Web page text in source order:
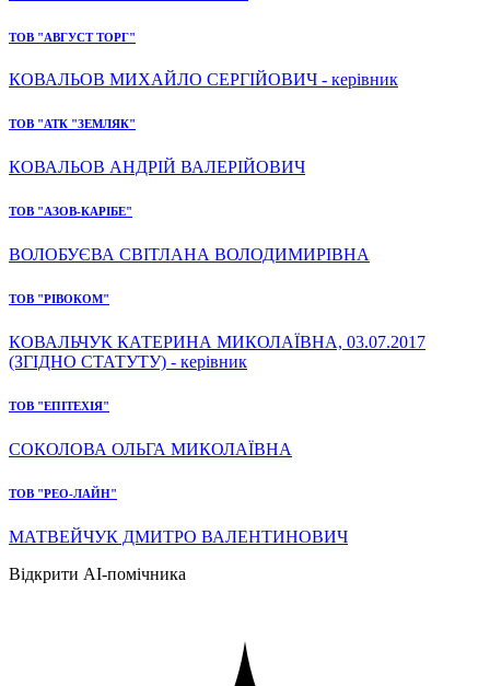
ТОВ "АВГУСТ ТОРГ"
КОВАЛЬОВ МИХАЙЛО СЕРГІЙОВИЧ - керівник
ТОВ "АТК "ЗЕМЛЯК"
КОВАЛЬОВ АНДРІЙ ВАЛЕРІЙОВИЧ
ТОВ "АЗОВ-КАРІБЕ"
ВОЛОБУЄВА СВІТЛАНА ВОЛОДИМИРІВНА
ТОВ "РІВОКОМ"
КОВАЛЬЧУК КАТЕРИНА МИКОЛАЇВНА, 03.07.2017
(ЗГІДНО СТАТУТУ) - керівник
ТОВ "ЕПІТЕХІЯ"
СОКОЛОВА ОЛЬГА МИКОЛАЇВНА
ТОВ "РЕО-ЛАЙН"
МАТВЕЙЧУК ДМИТРО ВАЛЕНТИНОВИЧ
Відкрити AI-помічника